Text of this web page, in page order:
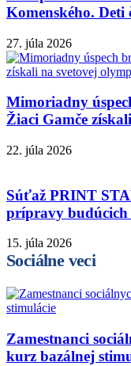
Komenského. Deti
27. júla 2026
Mimoriadny
Žiaci Gamče
22. júla 2026
Súťaž PRINT
prípravy
15. júla 2026
Sociálne veci
Zamestnanci
kurz bazálnej